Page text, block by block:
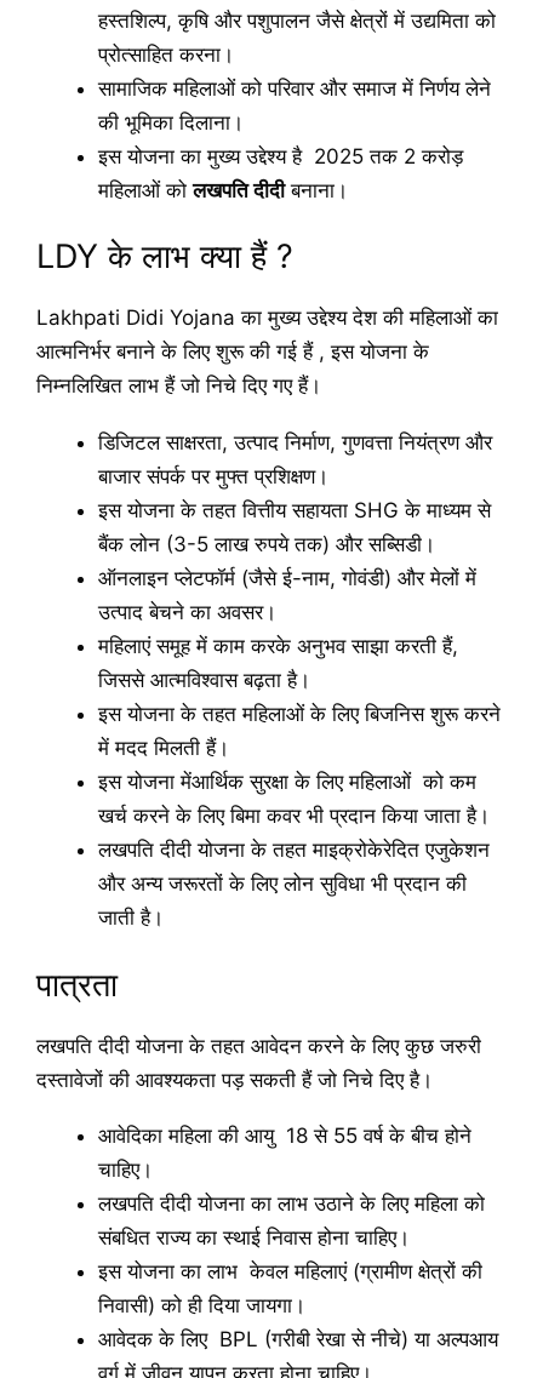
हस्तशिल्प, कृषि और पशुपालन जैसे क्षेत्रों में उद्यमिता को
प्रोत्साहित करना।
सामाजिक महिलाओं को परिवार और समाज में निर्णय लेने
की भूमिका दिलाना।
इस योजना का मुख्य उद्देश्य है 2025 तक 2 करोड़
महिलाओं कोलखपति दीदीबनाना।
LDY के लाभ क्या हैं ?
Lakhpati Didi Yojana का मुख्य उद्देश्य देश की महिलाओं का
आत्मनिर्भर बनाने के लिए शुरू की गई हैं , इस योजना के
निम्नलिखित लाभ हैं जो निचे दिए गए हैं।
डिजिटल साक्षरता, उत्पाद निर्माण, गुणवत्ता नियंत्रण और
बाजार संपर्क पर मुफ्त प्रशिक्षण।
इस योजना के तहत वित्तीय सहायता SHG के माध्यम से
बैंक लोन (3-5 लाख रुपये तक) और सब्सिडी।
ऑनलाइन प्लेटफॉर्म (जैसे ई-नाम, गोवंडी) और मेलों में
उत्पाद बेचने का अवसर।
महिलाएं समूह में काम करके अनुभव साझा करती हैं,
जिससे आत्मविश्वास बढ़ता है।
इस योजना के तहत महिलाओं के लिए बिजनिस शुरू करने
में मदद मिलती हैं।
इस योजना मेंआर्थिक सुरक्षा के लिए महिलाओं को कम
खर्च करने के लिए बिमा कवर भी प्रदान किया जाता है।
लखपति दीदी योजना के तहत माइक्रोकेरेदित एजुकेशन
और अन्य जरूरतों के लिए लोन सुविधा भी प्रदान की
जाती है।
पात्रता
लखपति दीदी योजना के तहत आवेदन करने के लिए कुछ जरुरी
दस्तावेजों की आवश्यकता पड़ सकती हैं जो निचे दिए है।
आवेदिका महिला की आयु 18 से 55 वर्ष के बीच होने
चाहिए।
लखपति दीदी योजना का लाभ उठाने के लिए महिला को
संबधित राज्य का स्थाई निवास होना चाहिए।
इस योजना का लाभ केवल महिलाएं (ग्रामीण क्षेत्रों की
निवासी) को ही दिया जायगा।
आवेदक के लिए BPL (गरीबी रेखा से नीचे) या अल्पआय